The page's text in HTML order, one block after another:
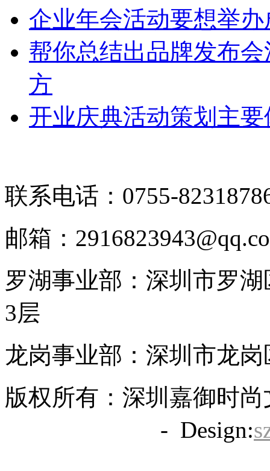
企业年会活动要想举
帮你总结出品牌发布
方
开业庆典活动策划主
联系电话：0755-
邮箱：
罗湖事业部：深圳市罗
3层
龙岗事业部：深圳市龙
版权所有：深圳嘉御时
- Design: